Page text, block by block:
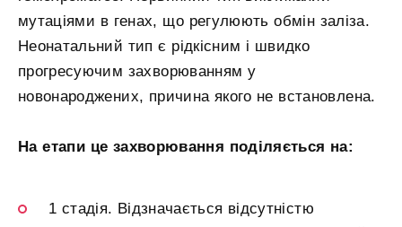
мутаціями в генах, що регулюють обмін заліза.
Неонатальний тип є рідкісним і швидко
прогресуючим захворюванням у
новонароджених, причина якого не встановлена.
На етапи це захворювання поділяється на:
1 стадія. Відзначається відсутністю